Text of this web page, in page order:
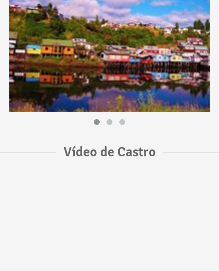
Vídeo de Castro